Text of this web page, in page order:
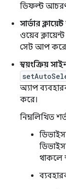
ডিফল্ট আচরণ
সার্ভার
ওয়েব
সেট আপ
স্বয়ংক্রিয়
অ্যাপ
করে।
নিম্নলিখিত
থাকলে